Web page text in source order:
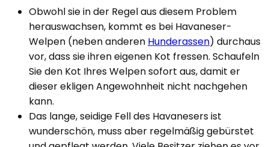
Obwohl sie in der Regel aus diesem Problem
herauswachsen, kommt es bei Havaneser-
Welpen (neben anderen Hunderassen) durchaus
vor, dass sie ihren eigenen Kot fressen. Schaufeln
Sie den Kot Ihres Welpen sofort aus, damit er
dieser ekligen Angewohnheit nicht nachgehen
kann.
Das lange, seidige Fell des Havanesers ist
wunderschön, muss aber regelmäßig gebürstet